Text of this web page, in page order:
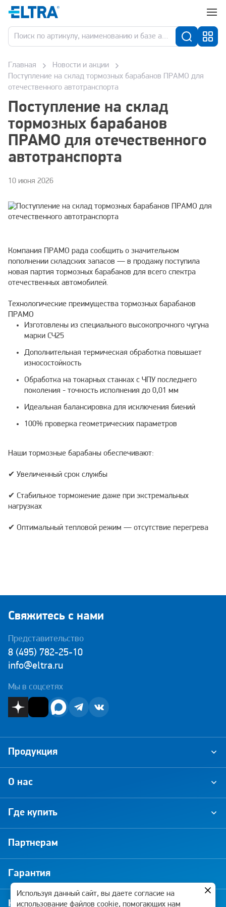
Главная
Новости и акции
Поступление на склад тормозных барабанов ПРАМО для
отечественного автотранспорта
Поступление на склад
тормозных барабанов
ПРАМО для отечественного
автотранспорта
10 июня 2026
Компания ПРАМО рада сообщить о значительном
пополнении складских запасов — в продажу поступила
новая партия тормозных барабанов для всего спектра
отечественных автомобилей.
Технологические преимущества тормозных барабанов
ПРАМО
Изготовлены из специального высокопрочного чугуна
марки СЧ25
Дополнительная термическая обработка повышает
износостойкость
Обработка на токарных станках с ЧПУ последнего
поколения - точность исполнения до 0,01 мм
Идеальная балансировка для исключения биений
100% проверка геометрических параметров
Наши тормозные барабаны обеспечивают:
✔ Увеличенный срок службы
✔ Стабильное торможение даже при экстремальных
нагрузках
✔ Оптимальный тепловой режим — отсутствие перегрева
Свяжитесь с нами
Представительство
8 (495) 782-25-10
info@eltra.ru
Мы в соцсетях
О нас
Где купить
Партнерам
Гарантия
Новости и акции
Продукция
Используя данный сайт, вы даете согласие на
использование файлов cookie, помогающих нам